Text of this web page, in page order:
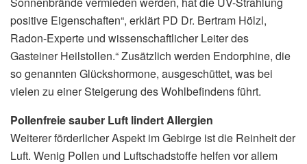
positive Eigenschaften“, erklärt PD Dr. Bertram Hölzl,
Radon-Experte und wissenschaftlicher Leiter des
Gasteiner Heilstollen.“ Zusätzlich werden Endorphine, die
so genannten Glückshormone, ausgeschüttet, was bei
vielen zu einer Steigerung des Wohlbefindens führt.
Pollenfreie sauber Luft lindert Allergien
Weiterer förderlicher Aspekt im Gebirge ist die Reinheit der
Luft. Wenig Pollen und Luftschadstoffe helfen vor allem